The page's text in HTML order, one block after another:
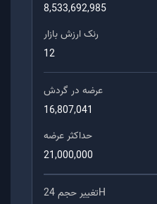
8,533,692,985
رنک ارزش بازار
12
عرضه در گردش
16,807,041
حداکثر عرضه
21,000,000
تغییر حجم 24H